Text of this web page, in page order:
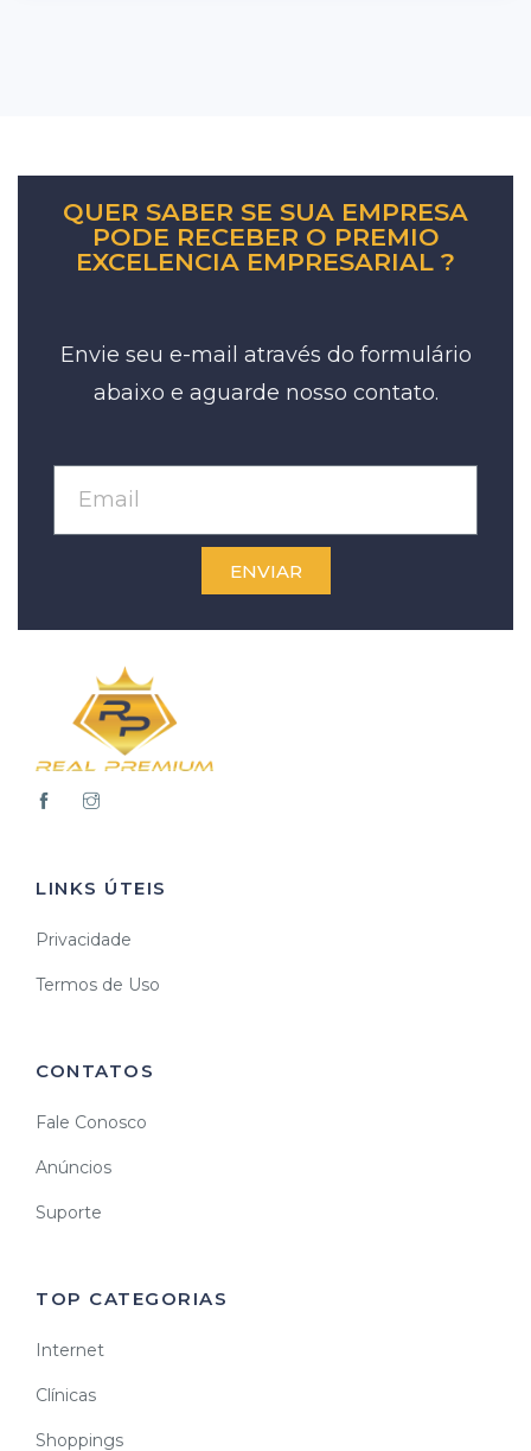
QUER SABER SE SUA EMPRESA
PODE RECEBER O PREMIO
EXCELENCIA EMPRESARIAL ?
Envie seu e-mail através do formulário
abaixo e aguarde nosso contato.
ENVIAR
LINKS ÚTEIS
Privacidade
Termos de Uso
CONTATOS
Fale Conosco
Anúncios
Suporte
TOP CATEGORIAS
Internet
Clínicas
Shoppings